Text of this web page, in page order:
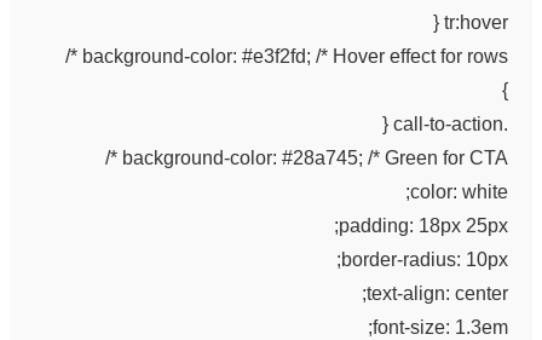
tr:hover {
background-color: #e3f2fd; /* Hover effect for rows */
}
.call-to-action {
background-color: #28a745; /* Green for CTA */
color: white;
padding: 18px 25px;
border-radius: 10px;
text-align: center;
font-size: 1.3em;